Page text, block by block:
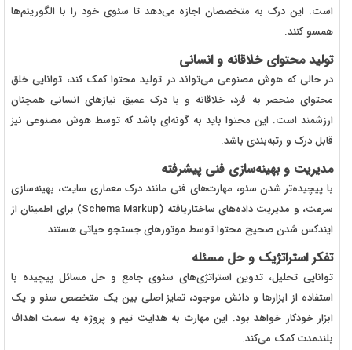
است. این درک به متخصصان اجازه می‌دهد تا سئوی خود را با الگوریتم‌ها
همسو کنند.
تولید محتوای خلاقانه و انسانی
در حالی که هوش مصنوعی می‌تواند در تولید محتوا کمک کند، توانایی خلق
محتوای منحصر به فرد، خلاقانه و با درک عمیق نیازهای انسانی همچنان
ارزشمند است. این محتوا باید به گونه‌ای باشد که توسط هوش مصنوعی نیز
قابل درک و رتبه‌بندی باشد.
مدیریت و بهینه‌سازی فنی پیشرفته
با پیچیده‌تر شدن سئو، مهارت‌های فنی مانند درک معماری سایت، بهینه‌سازی
سرعت، و مدیریت داده‌های ساختاریافته (Schema Markup) برای اطمینان از
ایندکس شدن صحیح محتوا توسط موتورهای جستجو حیاتی هستند.
تفکر استراتژیک و حل مسئله
توانایی تحلیل، تدوین استراتژی‌های سئوی جامع و حل مسائل پیچیده با
استفاده از ابزارها و دانش موجود، تمایز اصلی بین یک متخصص سئو و یک
ابزار خودکار خواهد بود. این مهارت به هدایت تیم و پروژه به سمت اهداف
بلندمدت کمک می‌کند.